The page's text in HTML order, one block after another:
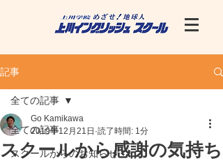
記事
全ての記事
スクールからのお知らせ
全ての記事
スクールから感謝の気持ち
Go Kamikawa
2019年12月21日 読了時間: 1分